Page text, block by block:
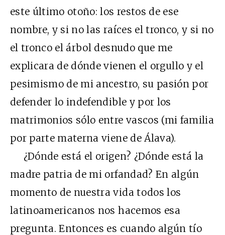
este último otoño: los restos de ese
nombre, y si no las raíces el tronco, y si no
el tronco el árbol desnudo que me
explicara de dónde vienen el orgullo y el
pesimismo de mi ancestro, su pasión por
defender lo indefendible y por los
matrimonios sólo entre vascos (mi familia
por parte materna viene de Álava).
¿Dónde está el origen? ¿Dónde está la
madre patria de mi orfandad? En algún
momento de nuestra vida todos los
latinoamericanos nos hacemos esa
pregunta. Entonces es cuando algún tío